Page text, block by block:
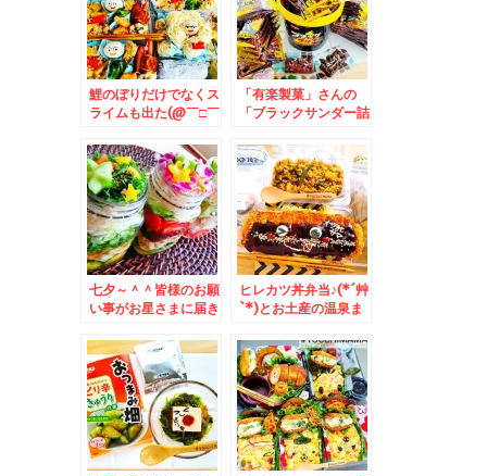
高！！しかもお得すぎ
る！！
鯉のぼりだけでなくス
ライムも出た(@￣□￣
港第二ターミナルで
「こめらく、贅沢なお
茶漬け日和」さんで期
間限定「鯵のなめろう
おひつごはん」リーズ
ナブルで美味しい♪お
出汁がイイ！！
「有楽製菓」さんの
「ブラックサンダー詰
バサダー♪おばちゃん
力全開で詰め込む(笑)
七夕～＾＾皆様のお願
い事がお星さまに届き
特集♪
ヒレカツ丼弁当♪(*´艸
`*)とお土産の温泉ま
呂大満喫～